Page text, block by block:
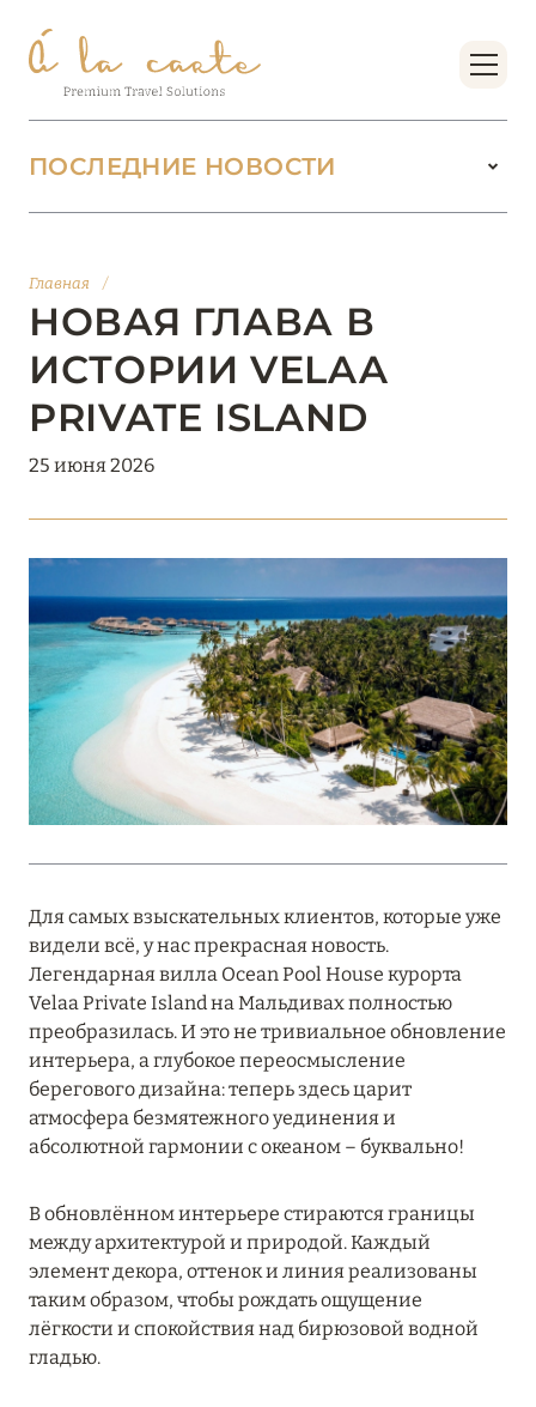
Главная /
НОВАЯ ГЛАВА В
ИСТОРИИ VELAA
PRIVATE ISLAND
25 июня 2026
ПОСЛЕДНИЕ НОВОСТИ
БУТИК-КУРОРТЫ МАЛЬДИВСКИХ ОСТРОВОВ
Подробнее
01 июня 2026
JUMEIRAH OLHAHALI ISLAND MALDIVES: ВАШ
18 мая 2026
THE ST. REGIS MALDIVES VOMMULI:
МАНИФЕСТ ЭСТЕТИКИ В САМОМ СЕРДЦЕ
ОКЕАНА
ПРЯМОЙ ПЕРЕЛЁТ
Подробнее
20 марта 2026
MARCH GRAND ESCAPE: ПРЕДЛОЖЕНИЕ ОТ Á
LA CARTE PREMIUM ПО ОТЕЛЮ WALDORF
ASTORIA MALDIVES ITHAAFUSHI, МАЛЬДИВЫ
12 ноября 2025
MANDARIN ORIENTAL JUMEIRA — SUITE
NOVEMBER
Для самых взыскательных клиентов, которые уже
видели всё, у нас прекрасная новость.
Легендарная вилла Ocean Pool House курорта
Velaa Private Island на Мальдивах полностью
преобразилась. И это не тривиальное обновление
интерьера, а глубокое переосмысление
берегового дизайна: теперь здесь царит
атмосфера безмятежного уединения и
абсолютной гармонии с океаном – буквально!
В обновлённом интерьере стираются границы
между архитектурой и природой. Каждый
элемент декора, оттенок и линия реализованы
таким образом, чтобы рождать ощущение
лёгкости и спокойствия над бирюзовой водной
гладью.